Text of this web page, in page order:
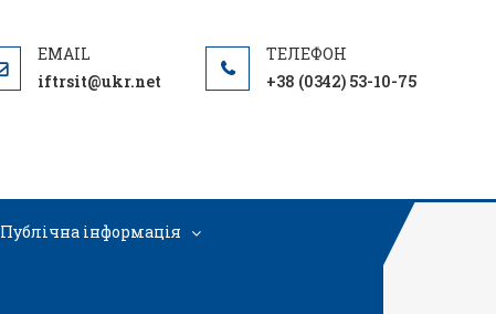
iftrsit@ukr.net +38 (0342) 53-10-75
Публічна інформація